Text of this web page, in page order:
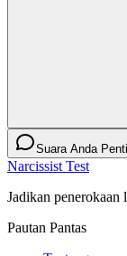
Suara Anda
Narcissist Test
Jadikan
Pautan Pantas